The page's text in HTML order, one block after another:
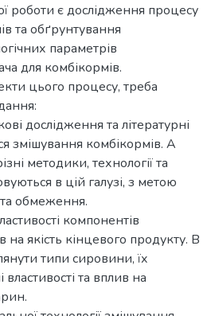
роботи є дослідження процесу
та обґрунтування
параметрів
для комбікормів.
цього процесу, треба
дослідження та літературні
змішування комбікормів. А
методики, технології та
в цій галузі, з метою
обмеження.
компонентів
на якість кінцевого продукту. В
типи сировини, їх
властивості та вплив на